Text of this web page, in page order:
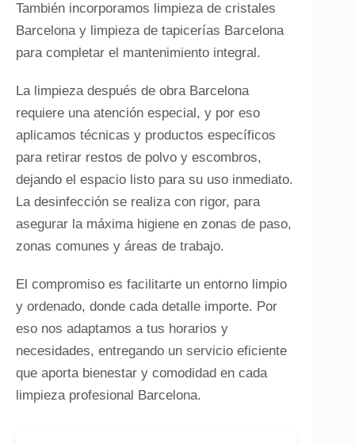
También incorporamos limpieza de cristales
Barcelona y limpieza de tapicerías Barcelona
para completar el mantenimiento integral.
La limpieza después de obra Barcelona
requiere una atención especial, y por eso
aplicamos técnicas y productos específicos
para retirar restos de polvo y escombros,
dejando el espacio listo para su uso inmediato.
La desinfección se realiza con rigor, para
asegurar la máxima higiene en zonas de paso,
zonas comunes y áreas de trabajo.
El compromiso es facilitarte un entorno limpio
y ordenado, donde cada detalle importe. Por
eso nos adaptamos a tus horarios y
necesidades, entregando un servicio eficiente
que aporta bienestar y comodidad en cada
limpieza profesional Barcelona.